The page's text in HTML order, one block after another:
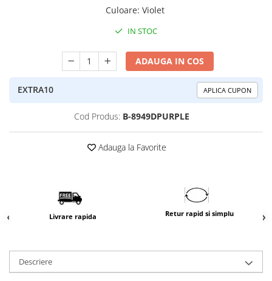
Culoare: Violet
IN STOC
ADAUGA IN COS
EXTRA10 APLICA CUPON
Cod Produs: B-8949DPURPLE
Adauga la Favorite
Livrare rapida Retur rapid si simplu
Descriere